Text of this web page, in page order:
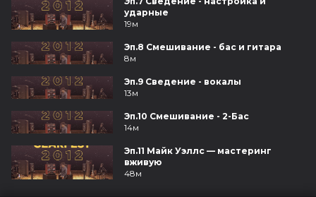
ударные
19м
Эп.8 Смешивание - бас и гитара
8м
Эп.9 Сведение - вокалы
13м
Эп.10 Смешивание - 2-Бас
14м
Эп.11 Майк Уэллс — мастеринг
вживую
48м